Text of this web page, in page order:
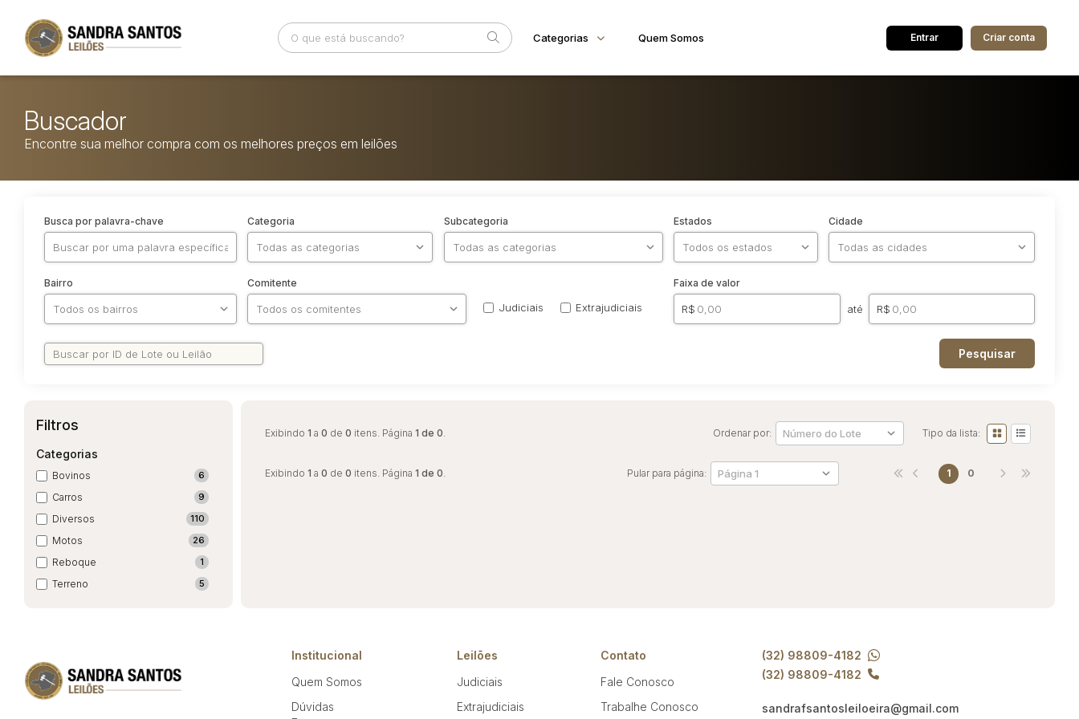
Categorias
Reboque
Quem Somos Entrar Criar conta
Buscador
Encontre sua melhor compra com os melhores preços em leilões
Busca por palavra-chave Categoria Subcategoria Estados Cidade
Bairro Comitente
Judiciais Extrajudiciais
Faixa de valor
R$ até R$
Pesquisar
Filtros
Categorias
Bovinos 6
Carros 9
Diversos 110
Motos 26
Reboque 1
Terreno 5
Exibindo 1 a 0 de 0 itens. Página 1 de 0. Ordenar por: Tipo da lista:
Exibindo 1 a 0 de 0 itens. Página 1 de 0. Pular para página: 1 0
Institucional
Quem Somos
Dúvidas
Leilões
Judiciais
Extrajudiciais
Contato
Fale Conosco
Trabalhe Conosco
(32) 98809-4182
(32) 98809-4182
sandrafsantosleiloeira@gmail.com